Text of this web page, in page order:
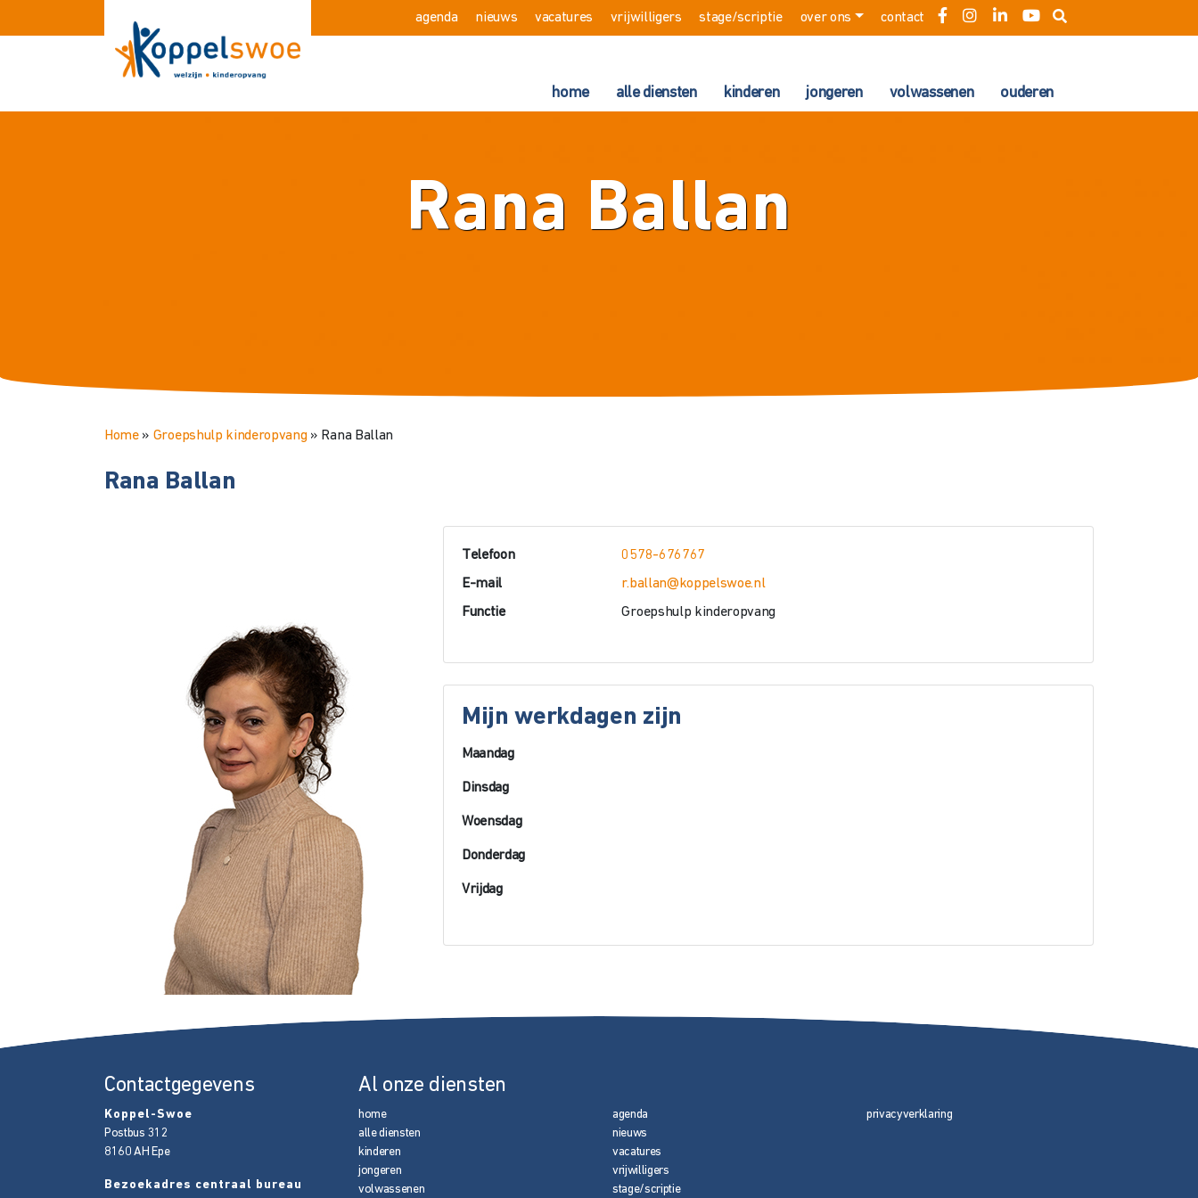
agenda nieuws vacatures vrijwilligers stage/scriptie over ons contact
home alle diensten kinderen jongeren volwassenen ouderen
Rana Ballan
Home» Groepshulp kinderopvang» Rana Ballan
Rana Ballan
Telefoon
0578-676767
E-mail
r.ballan@koppelswoe.nl
Functie
Groepshulp kinderopvang
Mijn werkdagen zijn
Maandag
Dinsdag
Woensdag
Donderdag
Vrijdag
Contactgegevens
Koppel-Swoe
Postbus 312
8160 AH Epe
Bezoekadres centraal bureau
Al onze diensten
home
alle diensten
kinderen
jongeren
volwassenen
agenda
nieuws
vacatures
vrijwilligers
stage/scriptie
privacyverklaring